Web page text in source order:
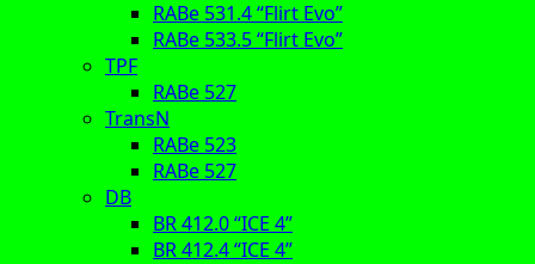
RABe 531.4 “Flirt Evo”
RABe 533.5 “Flirt Evo”
TPF
RABe 527
TransN
RABe 523
RABe 527
DB
BR 412.0 “ICE 4”
BR 412.4 “ICE 4”